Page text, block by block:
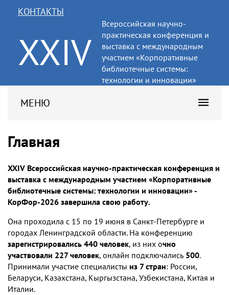
КОНТАКТЫ
XXIV
Всероссийская научно-
практическая конференция и
выставка с международным
участием «Корпоративные
библиотечные системы:
технологии и инновации»
МЕНЮ
Главная
XXIV Всероссийская научно-практическая конференция и
выставка с международным участием «Корпоративные
библиотечные системы: технологии и инновации» -
КорФор-2026 завершила свою работу.
Она проходила с 15 по 19 июня в Санкт-Петербурге и
городах Ленинградской области. На конференцию
зарегистрировались 440 человек, из них очно
участвовали 227 человек, онлайн подключались 500.
Принимали участие специалисты из 7 стран: России,
Беларуси, Казахстана, Кыргызстана, Узбекистана, Китая и
Италии.